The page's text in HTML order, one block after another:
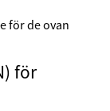
för de ovan
för